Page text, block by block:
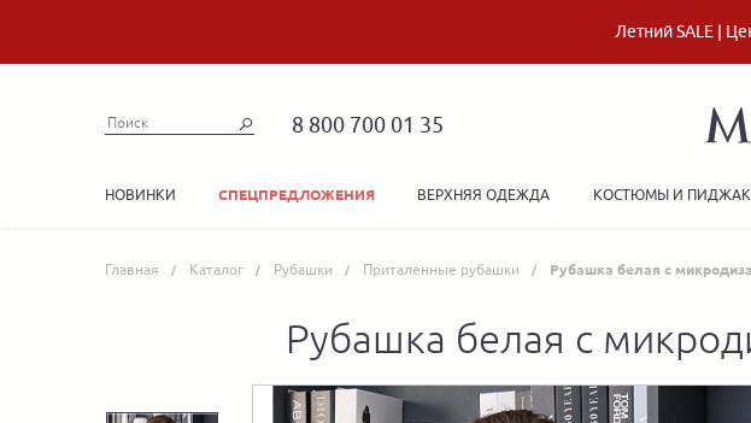
Летний SALE |
8 800 700 01 35
НОВИНКИ СПЕЦПРЕДЛОЖЕНИЯ ВЕРХНЯЯ ОДЕЖДА КОСТЮМЫ И
Главная Каталог Рубашки Приталенные рубашки Рубашка белая с
Рубашка белая с